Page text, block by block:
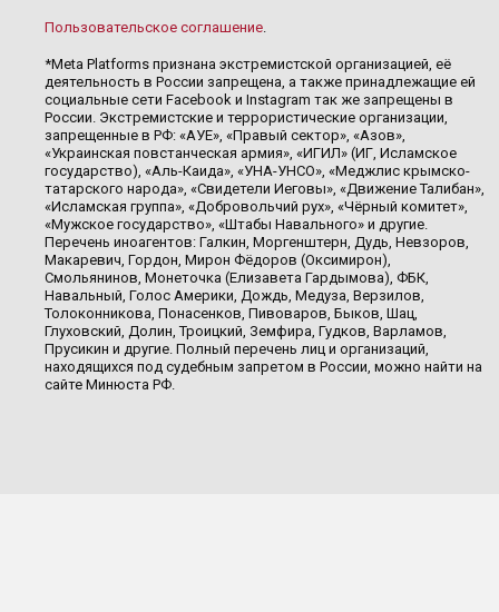
Пользовательское соглашение.
*Meta Platforms признана экстремистской организацией, её
деятельность в России запрещена, а также принадлежащие ей
социальные сети Facebook и Instagram так же запрещены в
России. Экстремистские и террористические организации,
запрещенные в РФ: «АУЕ», «Правый сектор», «Азов»,
«Украинская повстанческая армия», «ИГИЛ» (ИГ, Исламское
государство), «Аль-Каида», «УНА-УНСО», «Меджлис крымско-
татарского народа», «Свидетели Иеговы», «Движение Талибан»,
«Исламская группа», «Добровольчий рух», «Чёрный комитет»,
«Мужское государство», «Штабы Навального» и другие.
Перечень иноагентов: Галкин, Моргенштерн, Дудь, Невзоров,
Макаревич, Гордон, Мирон Фёдоров (Оксимирон),
Смольянинов, Монеточка (Елизавета Гардымова), ФБК,
Навальный, Голос Америки, Дождь, Медуза, Верзилов,
Толоконникова, Понасенков, Пивоваров, Быков, Шац,
Глуховский, Долин, Троицкий, Земфира, Гудков, Варламов,
Прусикин и другие. Полный перечень лиц и организаций,
находящихся под судебным запретом в России, можно найти на
сайте Минюста РФ.